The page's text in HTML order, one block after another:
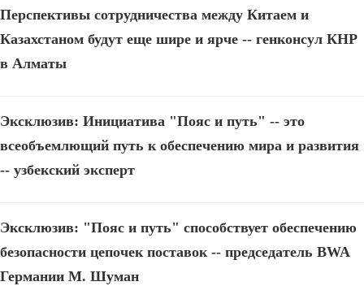
Перспективы сотрудничества между Китаем и
Казахстаном будут еще шире и ярче -- генконсул КНР
в Алматы
Эксклюзив: Инициатива "Пояс и путь" -- это
всеобъемлющий путь к обеспечению мира и развития
-- узбекский эксперт
Эксклюзив: "Пояс и путь" способствует обеспечению
безопасности цепочек поставок -- председатель BWA
Германии М. Шуман